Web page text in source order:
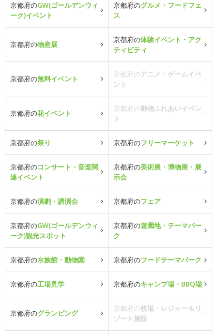
京都府のGW(ゴールデンウィ
ーク)イベント
京都府のグルメ・フードフェ
ス
京都府の物産展
京都府の体験イベント・アク
ティビティ
京都府の無料イベント
京都府のアニメ・ゲームイベ
ント
京都府の花イベント
京都府の動物ふれあいイベン
ト
京都府の祭り 京都府のフリーマーケット
京都府のコンサート・音楽関
連イベント
京都府の美術展・博物展・展
示会
京都府の演劇・講演会 京都府のフェア
京都府のGW(ゴールデンウィ
ーク)観光スポット
京都府の遊園地・テーマパー
ク
京都府の水族館・動物園 京都府のフードテーマパーク
京都府の工場見学 京都府のキャンプ場・BBQ場
京都府のグランピング
京都府の牧場・レジャー＆リ
ゾート施設